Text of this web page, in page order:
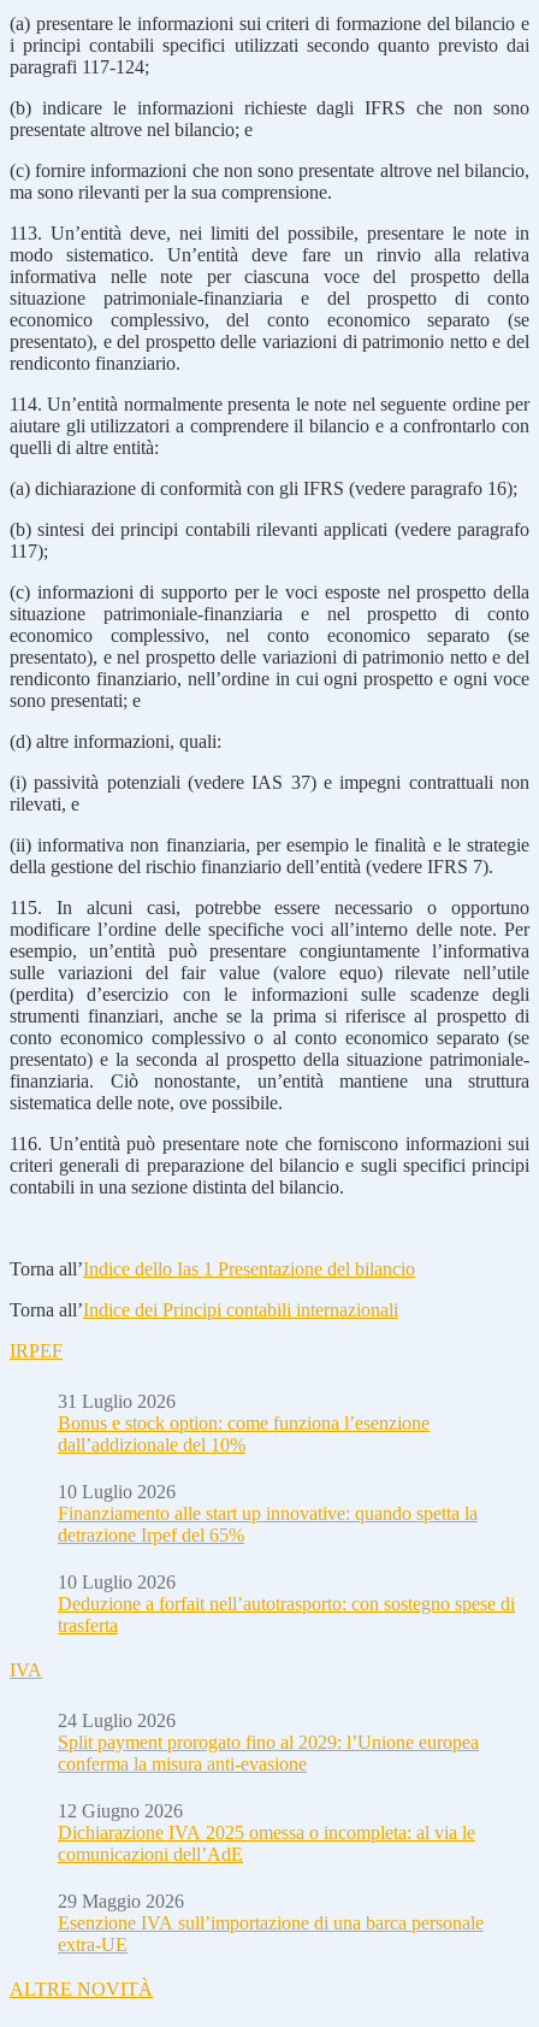
(a) presentare le informazioni sui criteri di formazione del bilancio e
i principi contabili specifici utilizzati secondo quanto previsto dai
paragrafi 117-124;
(b) indicare le informazioni richieste dagli IFRS che non sono
presentate altrove nel bilancio; e
(c) fornire informazioni che non sono presentate altrove nel bilancio,
ma sono rilevanti per la sua comprensione.
113. Un’entità deve, nei limiti del possibile, presentare le note in
modo sistematico. Un’entità deve fare un rinvio alla relativa
informativa nelle note per ciascuna voce del prospetto della
situazione patrimoniale-finanziaria e del prospetto di conto
economico complessivo, del conto economico separato (se
presentato), e del prospetto delle variazioni di patrimonio netto e del
rendiconto finanziario.
114. Un’entità normalmente presenta le note nel seguente ordine per
aiutare gli utilizzatori a comprendere il bilancio e a confrontarlo con
quelli di altre entità:
(a) dichiarazione di conformità con gli IFRS (vedere paragrafo 16);
(b) sintesi dei principi contabili rilevanti applicati (vedere paragrafo
117);
(c) informazioni di supporto per le voci esposte nel prospetto della
situazione patrimoniale-finanziaria e nel prospetto di conto
economico complessivo, nel conto economico separato (se
presentato), e nel prospetto delle variazioni di patrimonio netto e del
rendiconto finanziario, nell’ordine in cui ogni prospetto e ogni voce
sono presentati; e
(d) altre informazioni, quali:
(i) passività potenziali (vedere IAS 37) e impegni contrattuali non
rilevati, e
(ii) informativa non finanziaria, per esempio le finalità e le strategie
della gestione del rischio finanziario dell’entità (vedere IFRS 7).
115. In alcuni casi, potrebbe essere necessario o opportuno
modificare l’ordine delle specifiche voci all’interno delle note. Per
esempio, un’entità può presentare congiuntamente l’informativa
sulle variazioni del fair value (valore equo) rilevate nell’utile
(perdita) d’esercizio con le informazioni sulle scadenze degli
strumenti finanziari, anche se la prima si riferisce al prospetto di
conto economico complessivo o al conto economico separato (se
presentato) e la seconda al prospetto della situazione patrimoniale-
finanziaria. Ciò nonostante, un’entità mantiene una struttura
sistematica delle note, ove possibile.
116. Un’entità può presentare note che forniscono informazioni sui
criteri generali di preparazione del bilancio e sugli specifici principi
contabili in una sezione distinta del bilancio.
Torna all’Indice dello Ias 1 Presentazione del bilancio
Torna all’Indice dei Principi contabili internazionali
IRPEF
31 Luglio 2026
Bonus e stock option: come funziona l’esenzione
dall’addizionale del 10%
10 Luglio 2026
Finanziamento alle start up innovative: quando spetta la
detrazione Irpef del 65%
10 Luglio 2026
Deduzione a forfait nell’autotrasporto: con sostegno spese di
trasferta
IVA
24 Luglio 2026
Split payment prorogato fino al 2029: l’Unione europea
conferma la misura anti-evasione
12 Giugno 2026
Dichiarazione IVA 2025 omessa o incompleta: al via le
comunicazioni dell’AdE
29 Maggio 2026
Esenzione IVA sull’importazione di una barca personale
extra-UE
ALTRE NOVITÀ